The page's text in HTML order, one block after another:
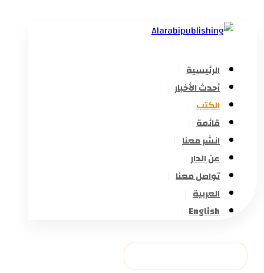
الرئيسية
أحدث الأخبار
الكتب
قائمة
انشر معنا
عن الدار
تواصل معنا
العربية
English